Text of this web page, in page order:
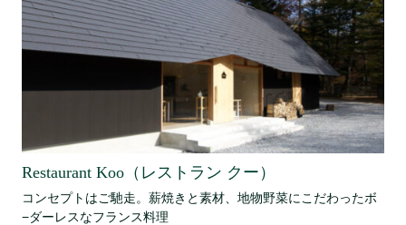
Restaurant Koo（レストラン クー）
コンセプトはご馳走。薪焼きと素材、地物野菜にこだわったボ
−ダーレスなフランス料理